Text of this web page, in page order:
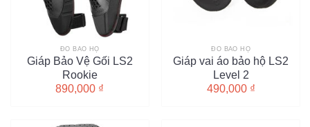
ĐỒ BẢO HỘ
Giáp Bảo Vệ Gối LS2
Rookie
890,000 ₫
ĐỒ BẢO HỘ
Giáp vai áo bảo hộ LS2
Level 2
490,000 ₫